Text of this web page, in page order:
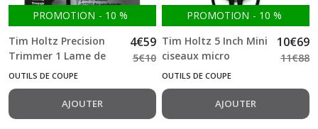
PROMOTION - 10 %
Tim Holtz Precision
Trimmer 1 Lame de
rainurage Spare
4€59
5€10
OUTILS DE COUPE
AJOUTER
PROMOTION - 10 %
Tim Holtz 5 Inch Mini
ciseaux micro
dentelés
10€69
11€88
OUTILS DE COUPE
AJOUTER